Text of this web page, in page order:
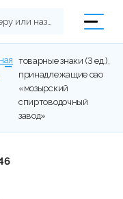
товарные знаки (3 ед.),
принадлежащие оао
«мозырский
спиртоводочный
завод»